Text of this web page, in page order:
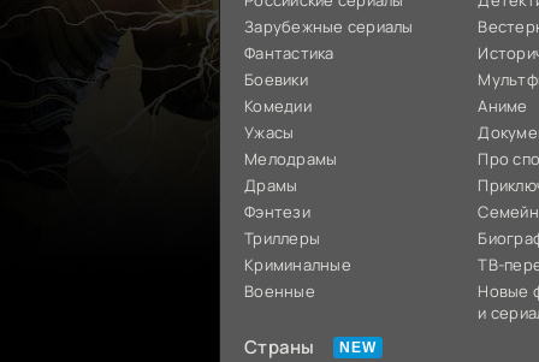
Зарубежные сериалы
Фантастика
Боевики
Комедии
Ужасы
Мелодрамы
Драмы
Фэнтези
Триллеры
Криминалные
Военные
Аниме
Про
ТВ-
Новые
и
Страны